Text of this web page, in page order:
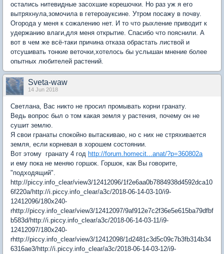
остались нитевидные засохшие корешочки. Но раз уж я его
вытряхнула,зомочила в гетероауксине. Утром посажу в почву.
Огорода у меня к сожалению нет. И то что рыхление приводит к
удержанию влаги,для меня открытие. Спасибо что пояснили. А
вот в чем же всё-таки причина отказа обрастать листвой и
отсушивать тонкие веточки,хотелось бы услышан мнение более
опытных любителей растений.
Sveta-waw
14 Jun 2018
Светлана, Вас никто не просил промывать корни гранату.
Ведь вопрос был о том какая земля у растения, почему он не
сушит землю.
Я свои гранаты спокойно вытаскиваю, но с них не стряхивается
земля, если корневая в хорошем состоянии.
Вот этому гранату 4 год http://forum.homecit...anat/?p=360802а
и ему пока не меняю горшок. Горшок, как Вы говорите,
"подходящий".
http://piccy.info_clear/view3/12412096/1f2e6aa0b7884938d4592dca10
6f220a/http://i.piccy.info_clear/a3c/2018-06-14-03-10/i9-
12412096/180x240-
rhttp://piccy.info_clear/view3/12412097/9af912e7c2f36e5e615ba79dfbf
b583d/http://i.piccy.info_clear/a3c/2018-06-14-03-11/i9-
12412097/180x240-
rhttp://piccy.info_clear/view3/12412098/1d2481c3d5c09c7b3fb314b34
6316ae3/http://i.piccy.info_clear/a3c/2018-06-14-03-12/i9-